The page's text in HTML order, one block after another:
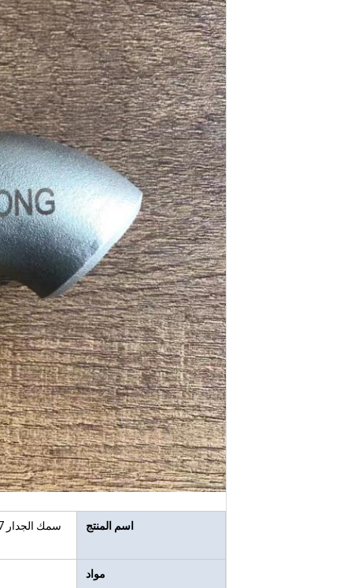
اسم المنتج
مواد